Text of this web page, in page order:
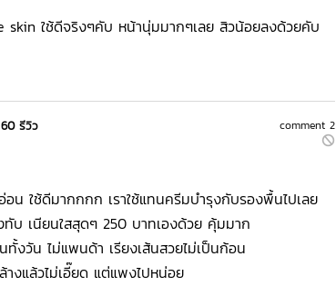
ใช้ดีจริงๆคับ หน้านุ่มมากๆเลย สิวน้อยลงด้วยคับ
comment 2
60 รีวิว
ใช้ดีมากกกก เราใช้แทนครีมบำรุงกับรองพื้นไปเลย
บ เนียนใสสุดๆ 250 บาทเองด้วย คุ้มมาก
งวัน ไม่แพนด้า เรียงเส้นสวยไม่เป็นก้อน
งแล้วไม่เอี๊ยด แต่แพงไปหน่อย